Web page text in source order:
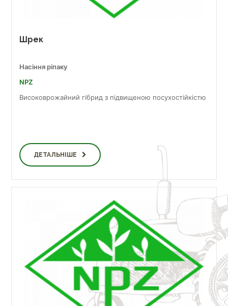
Шрек
Насіння ріпаку
NPZ
Високоврожайний гібрид з підвищеною посухостійкістю
ДЕТАЛЬНІШЕ